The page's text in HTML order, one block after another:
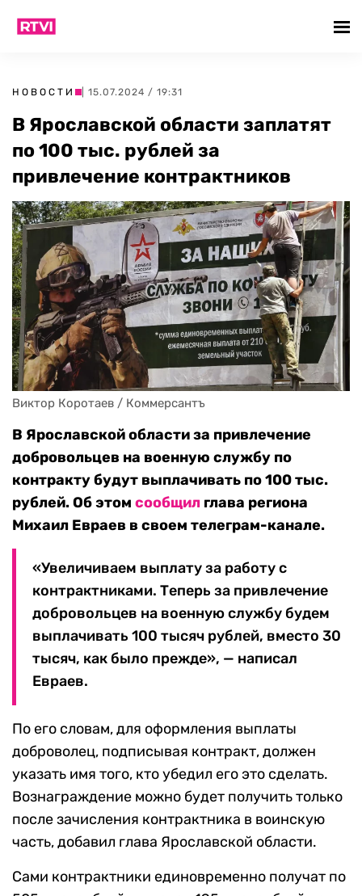
НОВОСТИ | 15.07.2024 / 19:31
В Ярославской области заплатят
по 100 тыс. рублей за
привлечение контрактников
Виктор Коротаев / Коммерсантъ
В Ярославской области за привлечение
добровольцев на военную службу по
контракту будут выплачивать по 100 тыс.
рублей. Об этом сообщил глава региона
Михаил Евраев в своем телеграм-канале.
«Увеличиваем выплату за работу с
контрактниками. Теперь за привлечение
добровольцев на военную службу будем
выплачивать 100 тысяч рублей, вместо 30
тысяч, как было прежде», — написал
Евраев.
По его словам, для оформления выплаты
доброволец, подписывая контракт, должен
указать имя того, кто убедил его это сделать.
Вознаграждение можно будет получить только
после зачисления контрактника в воинскую
часть, добавил глава Ярославской области.
Сами контрактники единовременно получат по